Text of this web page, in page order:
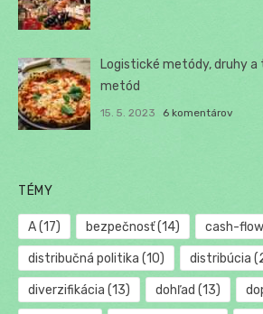
Logistické metódy, druhy
metód
15. 5. 2023 6 komentárov
TÉMY
A(17) bezpečnosť(14) cash-flow
distribučná politika (10) distribúcia
diverzifikácia (13) dohľad (13)